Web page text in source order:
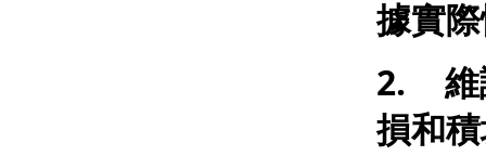
據實
2.
損和